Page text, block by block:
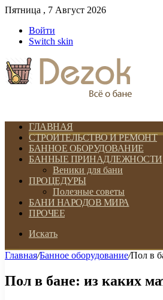
Пятница , 7 Август 2026
Войти
Switch skin
ГЛАВНАЯ
СТРОИТЕЛЬСТВО И РЕМОНТ
БАННОЕ ОБОРУДОВАНИЕ
БАННЫЕ ПРИНАДЛЕЖНОСТИ
Веники для бани
ПРОЦЕДУРЫ
Полезные советы
БАНИ НАРОДОВ МИРА
ПРОЧЕЕ
Искать
Главная/Банное оборудование/Пол в
Пол в бане: из каких